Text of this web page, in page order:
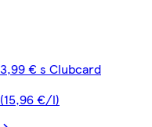
3,99 € s Clubcard
(15,96 €/l)